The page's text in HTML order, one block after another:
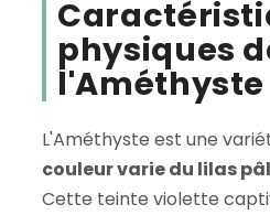
physiques
l'Améthyste
L'Améthyste est une
couleur varie du lilas
Cette teinte violette